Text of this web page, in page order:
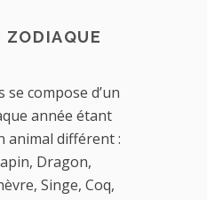
ZODIAQUE
se compose d’un
année étant
animal différent :
Dragon,
Singe, Coq,